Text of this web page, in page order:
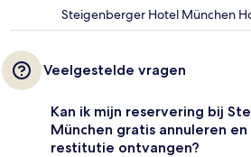
Steigenberger Hotel München
Veelgestelde vragen
Kan ik mijn reservering bij
München gratis annuleren
restitutie ontvangen?